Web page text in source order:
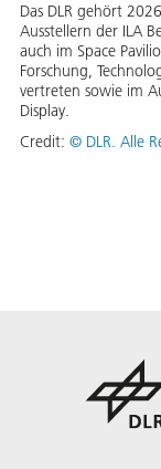
Das DLR gehört
Ausstellern der ILA
auch im Space
Forschung,
vertreten sowie im
Display.
Credit: © DLR. Alle